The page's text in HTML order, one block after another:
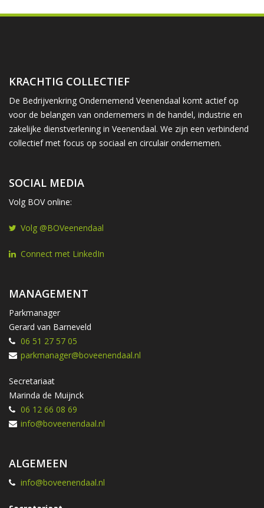
KRACHTIG COLLECTIEF
De Bedrijvenkring Ondernemend Veenendaal komt actief op
voor de belangen van ondernemers in de handel, industrie en
zakelijke dienstverlening in Veenendaal. We zijn een verbindend
collectief met focus op sociaal en circulair ondernemen.
SOCIAL MEDIA
Volg BOV online:
Volg @BOVeenendaal
Connect met LinkedIn
MANAGEMENT
Parkmanager
Gerard van Barneveld
06 51 27 57 05
parkmanager@boveenendaal.nl
Secretariaat
Marinda de Muijnck
06 12 66 08 69
info@boveenendaal.nl
ALGEMEEN
info@boveenendaal.nl